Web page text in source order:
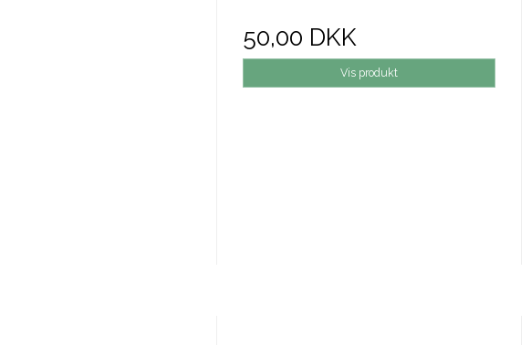
50,00 DKK
Vis produkt